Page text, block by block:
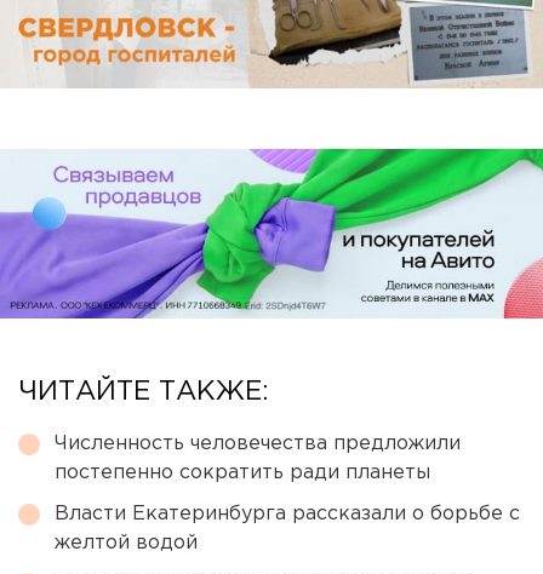
ЧИТАЙТЕ ТАКЖЕ:
Численность человечества предложили
постепенно сократить ради планеты
Власти Екатеринбурга рассказали о борьбе с
желтой водой